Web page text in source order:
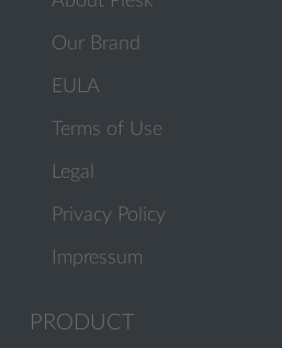
Our Brand
EULA
Terms of Use
Legal
Privacy Policy
Impressum
PRODUCT